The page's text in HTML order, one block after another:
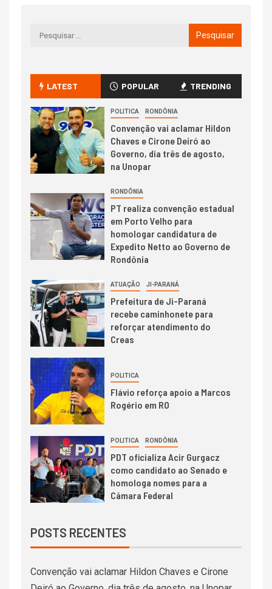
LATEST POPULAR TRENDING
POLITICA RONDÔNIA
Convenção vai aclamar Hildon
Chaves e Cirone Deiró ao
Governo, dia três de agosto,
na Unopar
RONDÔNIA
PT realiza convenção estadual
em Porto Velho para
homologar candidatura de
Expedito Netto ao Governo de
Rondônia
ATUAÇÃO JI-PARANÁ
Prefeitura de Ji-Paraná
recebe caminhonete para
reforçar atendimento do
Creas
POLITICA
Flávio reforça apoio a Marcos
Rogério em RO
POLITICA RONDÔNIA
PDT oficializa Acir Gurgacz
como candidato ao Senado e
homologa nomes para a
Câmara Federal
POSTS RECENTES
Convenção vai aclamar Hildon Chaves e Cirone